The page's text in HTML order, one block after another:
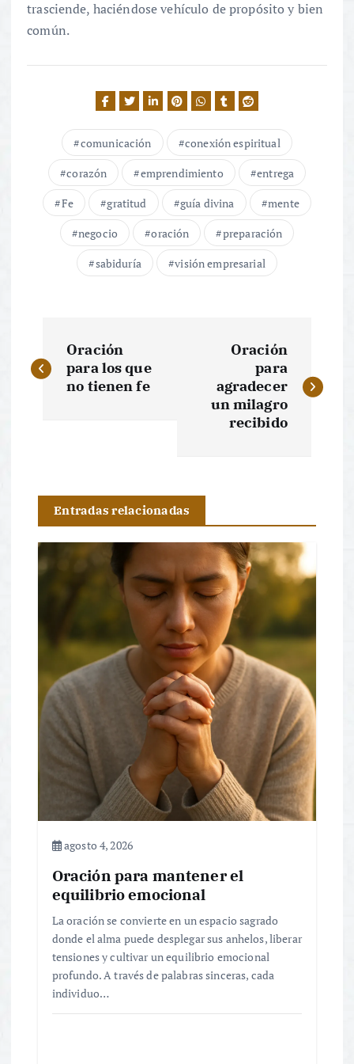
trasciende, haciéndose vehículo de propósito y bien
común.
comunicación
conexión espiritual
corazón
emprendimiento
entrega
Fe
gratitud guía divina
mente
negocio
oración
preparación
sabiduría
visión empresarial
a
g
a
c
ó
n
d
e
Oración
para los que
no tienen fe
Oración
para
agradecer
un milagro
recibido
Entradas relacionadas
agosto 4, 2026
Oración para mantener el
equilibrio emocional
La oración se convierte en un espacio sagrado
donde el alma puede desplegar sus anhelos, liberar
tensiones y cultivar un equilibrio emocional
profundo. A través de palabras sinceras, cada
individuo…